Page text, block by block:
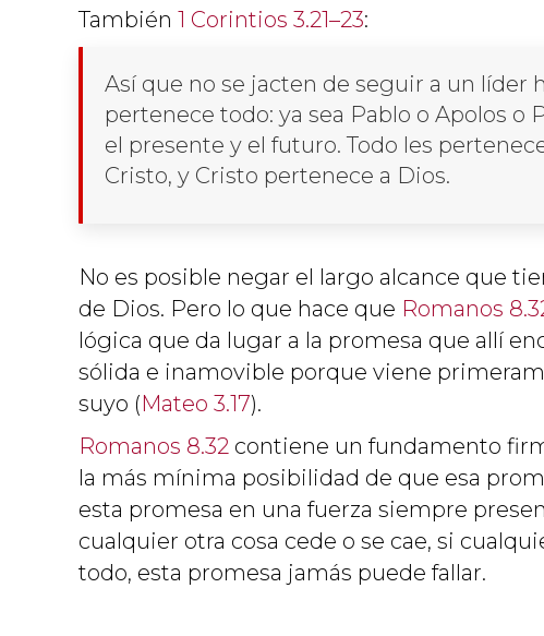
También 1 Corintios 3.21–23:
Así que no se jacten de seguir a un líder
pertenece todo: ya sea Pablo o Apolos o
el presente y el futuro. Todo les
Cristo, y Cristo pertenece a Dios.
No es posible negar el largo alcance que
de Dios. Pero lo que hace que Romanos
lógica que da lugar a la promesa que allí
sólida e inamovible porque viene
suyo (Mateo 3.17).
Romanos 8.32 contiene un fundamento
la más mínima posibilidad de que esa
esta promesa en una fuerza siempre
cualquier otra cosa cede o se cae, si
todo, esta promesa jamás puede fallar.